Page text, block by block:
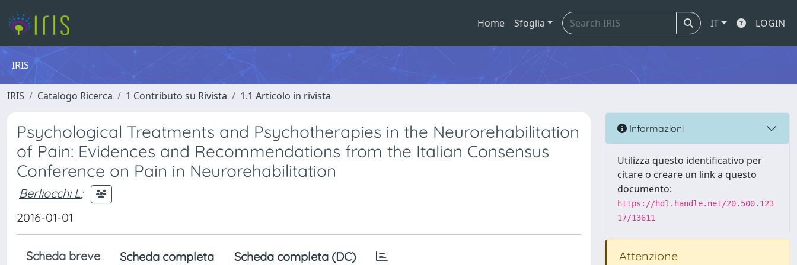
Home Sfoglia IT LOGIN
IRIS
IRIS Catalogo Ricerca 1 Contributo su Rivista 1.1 Articolo in rivista
Psychological Treatments and Psychotherapies in the Neurorehabilitation
of Pain: Evidences and Recommendations from the Italian Consensus
Conference on Pain in Neurorehabilitation
Berliocchi L;
2016-01-01
Scheda breve Scheda completa Scheda completa (DC)
Informazioni
Utilizza questo identificativo per
citare o creare un link a questo
documento:
https://hdl.handle.net/20.500.123
17/13611
Attenzione